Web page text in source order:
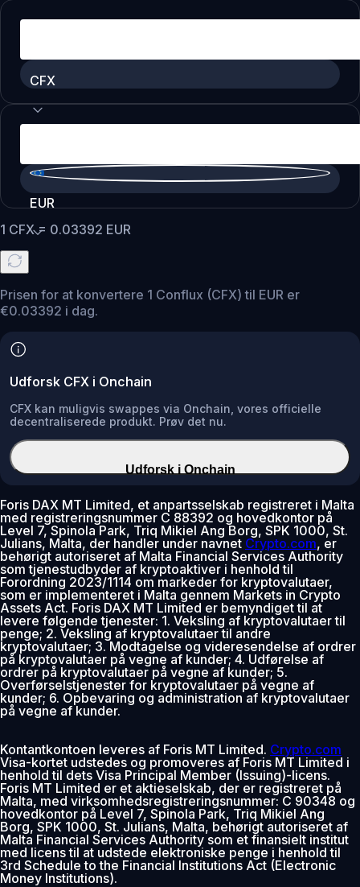
CFX
EUR
1 CFX= 0.03392 EUR
Prisen for at konvertere 1 Conflux (CFX) til EUR er
€0.03392 i dag.
Udforsk CFX i Onchain
CFX kan muligvis swappes via Onchain, vores officielle
decentraliserede produkt. Prøv det nu.
Udforsk i Onchain
Foris DAX MT Limited, et anpartsselskab registreret i Malta
med registreringsnummer C 88392 og hovedkontor på
Level 7, Spinola Park, Triq Mikiel Ang Borg, SPK 1000, St.
Julians, Malta, der handler under navnet Crypto.com, er
behørigt autoriseret af Malta Financial Services Authority
som tjenestudbyder af kryptoaktiver i henhold til
Forordning 2023/1114 om markeder for kryptovalutaer,
som er implementeret i Malta gennem Markets in Crypto
Assets Act. Foris DAX MT Limited er bemyndiget til at
levere følgende tjenester: 1. Veksling af kryptovalutaer til
penge; 2. Veksling af kryptovalutaer til andre
kryptovalutaer; 3. Modtagelse og videresendelse af ordrer
på kryptovalutaer på vegne af kunder; 4. Udførelse af
ordrer på kryptovalutaer på vegne af kunder; 5.
Overførselstjenester for kryptovalutaer på vegne af
kunder; 6. Opbevaring og administration af kryptovalutaer
på vegne af kunder.
Kontantkontoen leveres af Foris MT Limited. Crypto.com
Visa-kortet udstedes og promoveres af Foris MT Limited i
henhold til dets Visa Principal Member (Issuing)-licens.
Foris MT Limited er et aktieselskab, der er registreret på
Malta, med virksomhedsregistreringsnummer: C 90348 og
hovedkontor på Level 7, Spinola Park, Triq Mikiel Ang
Borg, SPK 1000, St. Julians, Malta, behørigt autoriseret af
Malta Financial Services Authority som et finansielt institut
med licens til at udstede elektroniske penge i henhold til
3rd Schedule to the Financial Institutions Act (Electronic
Money Institutions).